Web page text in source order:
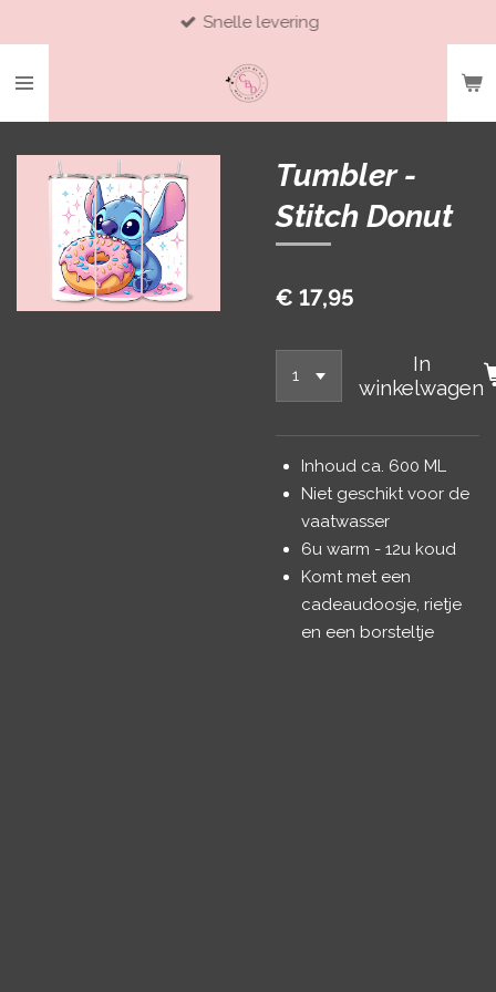
naar
Snelle levering
Tumbler -
Stitch Donut
€ 17,95
In
winkelwagen
Inhoud ca. 600 ML
Niet geschikt voor de
vaatwasser
6u warm - 12u koud
Komt met een
cadeaudoosje, rietje
en een borsteltje